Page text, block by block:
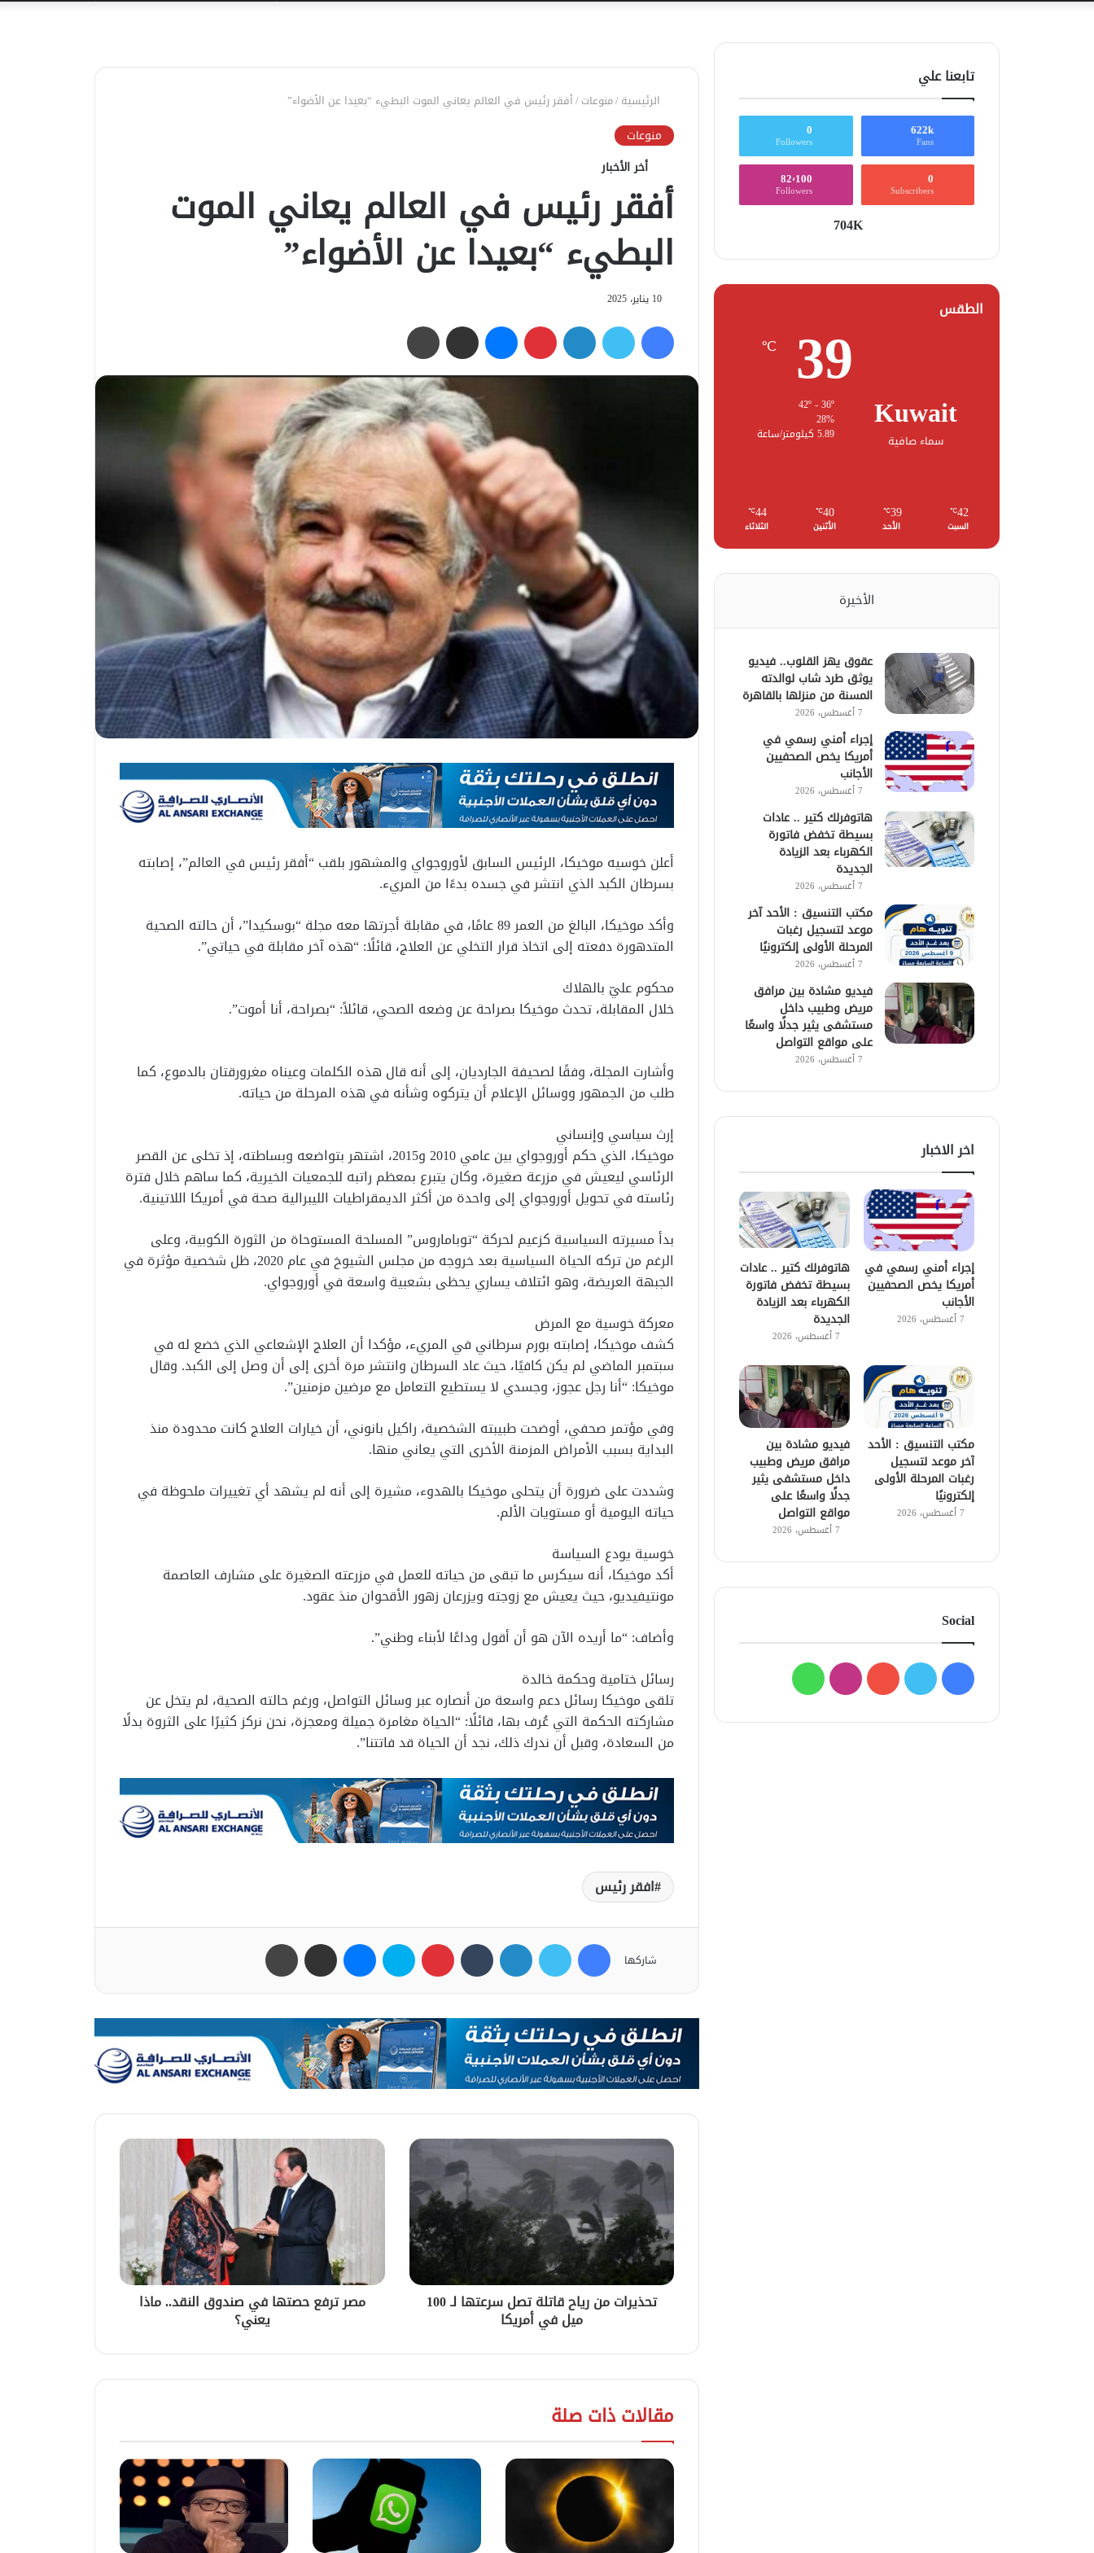
الرئيسية/منوعات/أفقر رئيس في العالم يعاني الموت البطيء “بعيدا عن الأضواء”
منوعات
أخر الأخبار
أفقر رئيس في العالم يعاني الموت
البطيء “بعيدا عن الأضواء”
10 يناير، 2025
فيسبوك تويتر لينكدإن بينتيريست ماسنجر مشاركة عبر البريد
أعلن خوسيه موخيكا، الرئيس السابق لأوروجواي والمشهور بلقب “أفقر رئيس في العالم”، إصابته
بسرطان الكبد الذي انتشر في جسده بدءًا من المريء.
وأكد موخيكا، البالغ من العمر 89 عامًا، في مقابلة أجرتها معه مجلة “بوسكيدا”، أن حالته الصحية
المتدهورة دفعته إلى اتخاذ قرار التخلي عن العلاج، قائلًا: “هذه آخر مقابلة في حياتي”.
محكوم عليّ بالهلاك
خلال المقابلة، تحدث موخيكا بصراحة عن وضعه الصحي، قائلاً: “بصراحة، أنا أموت”.
وأشارت المجلة، وفقًا لصحيفة الجارديان، إلى أنه قال هذه الكلمات وعيناه مغرورقتان بالدموع، كما
طلب من الجمهور ووسائل الإعلام أن يتركوه وشأنه في هذه المرحلة من حياته.
إرث سياسي وإنساني
موخيكا، الذي حكم أوروجواي بين عامي 2010 و2015، اشتهر بتواضعه وبساطته، إذ تخلى عن القصر
الرئاسي ليعيش في مزرعة صغيرة، وكان يتبرع بمعظم راتبه للجمعيات الخيرية، كما ساهم خلال فترة
رئاسته في تحويل أوروجواي إلى واحدة من أكثر الديمقراطيات الليبرالية صحة في أمريكا اللاتينية.
بدأ مسيرته السياسية كزعيم لحركة “توباماروس” المسلحة المستوحاة من الثورة الكوبية، وعلى
الرغم من تركه الحياة السياسية بعد خروجه من مجلس الشيوخ في عام 2020، ظل شخصية مؤثرة في
الجبهة العريضة، وهو ائتلاف يساري يحظى بشعبية واسعة في أوروجواي.
معركة خوسية مع المرض
كشف موخيكا، إصابته بورم سرطاني في المريء، مؤكدا أن العلاج الإشعاعي الذي خضع له في
سبتمبر الماضي لم يكن كافيًا، حيث عاد السرطان وانتشر مرة أخرى إلى أن وصل إلى الكبد. وقال
موخيكا: “أنا رجل عجوز، وجسدي لا يستطيع التعامل مع مرضين مزمنين”.
وفي مؤتمر صحفي، أوضحت طبيبته الشخصية، راكيل بانوني، أن خيارات العلاج كانت محدودة منذ
البداية بسبب الأمراض المزمنة الأخرى التي يعاني منها.
وشددت على ضرورة أن يتحلى موخيكا بالهدوء، مشيرة إلى أنه لم يشهد أي تغييرات ملحوظة في
حياته اليومية أو مستويات الألم.
خوسية يودع السياسة
أكد موخيكا، أنه سيكرس ما تبقى من حياته للعمل في مزرعته الصغيرة على مشارف العاصمة
مونتيفيديو، حيث يعيش مع زوجته ويزرعان زهور الأقحوان منذ عقود.
وأضاف: “ما أريده الآن هو أن أقول وداعًا لأبناء وطني”.
رسائل ختامية وحكمة خالدة
تلقى موخيكا رسائل دعم واسعة من أنصاره عبر وسائل التواصل، ورغم حالته الصحية، لم يتخل عن
مشاركته الحكمة التي عُرف بها، قائلًا: “الحياة مغامرة جميلة ومعجزة، نحن نركز كثيرًا على الثروة بدلًا
من السعادة، وقبل أن ندرك ذلك، نجد أن الحياة قد فاتتنا”.
افقر رئيس
شاركها
فيسبوك تويتر لينكدإن بينتيريست سكايب ماسنجر مشاركة عبر البريد
تحذيرات من رياح قاتلة تصل سرعتها لـ 100
ميل في أمريكا
مصر ترفع حصتها في صندوق النقد.. ماذا
يعني؟
مقالات ذات صلة
تابعنا علي
622k
Fans
0
Followers
0
Subscribers
82٬100
Followers
704K
الطقس
Kuwait
سماء صافية
39
℃
42º - 36º
28%
5.89 كيلومتر/ساعة
42
℃
السبت
39
℃
الأحد
40
℃
الأثنين
44
℃
الثلاثاء
الأخيرة
عقوق يهز القلوب.. فيديو
يوثق طرد شاب لوالدته
المسنة من منزلها بالقاهرة
7 أغسطس، 2026
إجراء أمني رسمي في
أمريكا يخص الصحفيين
الأجانب
7 أغسطس، 2026
هاتوفرلك كتير .. عادات
بسيطة تخفض فاتورة
الكهرباء بعد الزيادة
الجديدة
7 أغسطس، 2026
مكتب التنسيق : الأحد آخر
موعد لتسجيل رغبات
المرحلة الأولى إلكترونيًا
7 أغسطس، 2026
فيديو مشادة بين مرافق
مريض وطبيب داخل
مستشفى يثير جدلًا واسعًا
على مواقع التواصل
7 أغسطس، 2026
اخر الاخبار
إجراء أمني رسمي في
أمريكا يخص الصحفيين
الأجانب
7 أغسطس، 2026
هاتوفرلك كتير .. عادات
بسيطة تخفض فاتورة
الكهرباء بعد الزيادة
الجديدة
7 أغسطس، 2026
مكتب التنسيق : الأحد
آخر موعد لتسجيل
رغبات المرحلة الأولى
إلكترونيًا
7 أغسطس، 2026
فيديو مشادة بين
مرافق مريض وطبيب
داخل مستشفى يثير
جدلًا واسعًا على
مواقع التواصل
7 أغسطس، 2026
Social
فيسبوك
تويتر يوتيوبانستقرامواتساب